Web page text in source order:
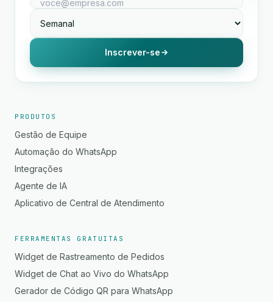
Inscrever-se
PRODUTOS
Gestão de Equipe
Automação do WhatsApp
Integrações
Agente de IA
Aplicativo de Central de Atendimento
FERRAMENTAS GRATUITAS
Widget de Rastreamento de Pedidos
Widget de Chat ao Vivo do WhatsApp
Gerador de Código QR para WhatsApp